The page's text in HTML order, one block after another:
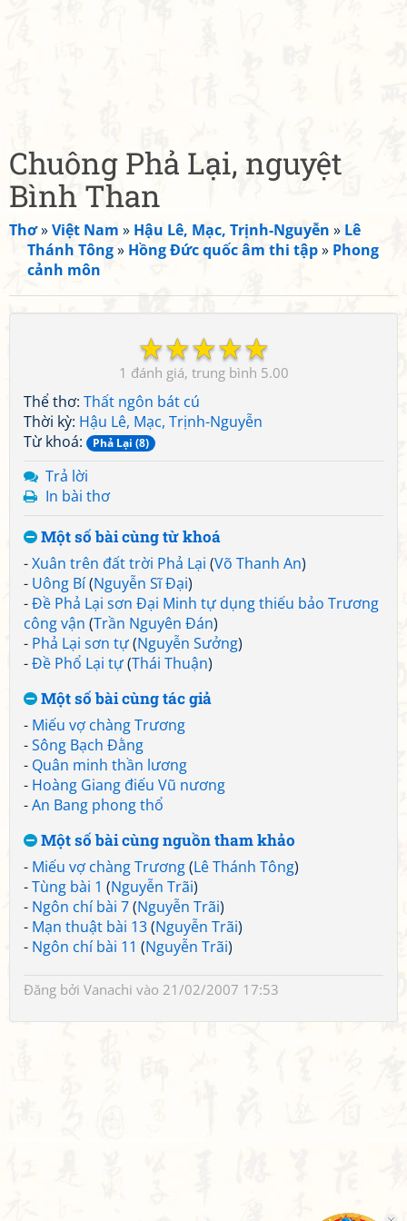
Chuông Phả Lại, nguyệt
Bình Than
Thơ»Việt Nam » Hậu Lê, Mạc, Trịnh-Nguyễn » Lê
Thánh Tông» Hồng Đức quốc âm thi tập» Phong
cảnh môn
☆
☆
☆
☆
☆
1 5.00
Thể thơ: Thất ngôn bát cú
Thời kỳ: Hậu Lê, Mạc, Trịnh-Nguyễn
Từ khoá:
Phả Lại (8)
Trả lời
In bài thơ
Một số bài cùng từ khoá
-Xuân trên đất trời Phả Lại (Võ Thanh An)
- Uông Bí(Nguyễn Sĩ Đại)
-Đề Phả Lại sơn Đại Minh tự dụng thiếu bảo Trương
công vận (Trần Nguyên Đán)
- Phả Lại sơn tự(Nguyễn Sưởng)
-Đề Phổ Lại tự(Thái Thuận)
Một số bài cùng tác giả
- Miếu vợ chàng Trương
-Sông Bạch Đằng
- Quân minh thần lương
- Hoàng Giang điếu Vũ nương
-An Bang phong thổ
Một số bài cùng nguồn tham khảo
- Miếu vợ chàng Trương(Lê Thánh Tông)
-Tùng bài 1 (Nguyễn Trãi)
- Ngôn chí bài 7(Nguyễn Trãi)
- Mạn thuật bài 13(Nguyễn Trãi)
- Ngôn chí bài 11 (Nguyễn Trãi)
Đăng bởi Vanachi vào 21/02/2007 17:53